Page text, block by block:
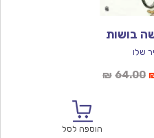
בושות
שלו
₪ 64.00
הוספה לסל